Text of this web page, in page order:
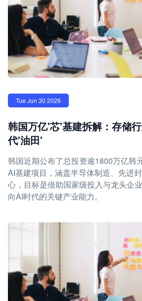
Tue Jun 30 2026
韩国万亿'芯'基建拆解：存储
代'油田'
韩国近期公布了总投资逾1800万亿韩
AI基建项目，涵盖半导体制造、先进
心，目标是借助国家级投入与龙头企
向AI时代的关键产业能力。